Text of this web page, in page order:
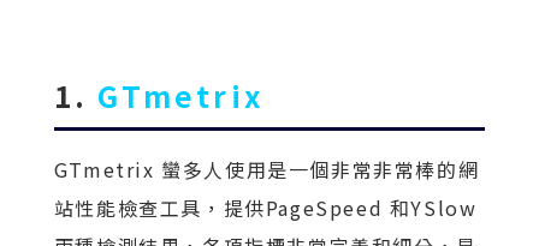
1. GTmetrix
GTmetrix 蠻多人使用是一個非常非常棒的網
站性能檢查工具，提供PageSpeed 和YSlow